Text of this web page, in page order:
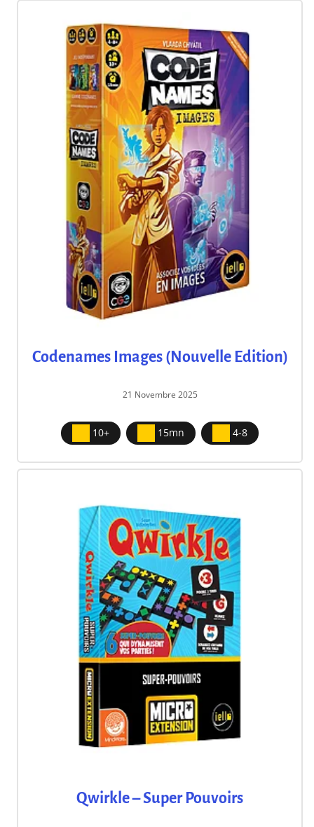
Codenames Images (Nouvelle Edition)
21 Novembre 2025
10+ 15mn 4-8
Qwirkle – Super Pouvoirs